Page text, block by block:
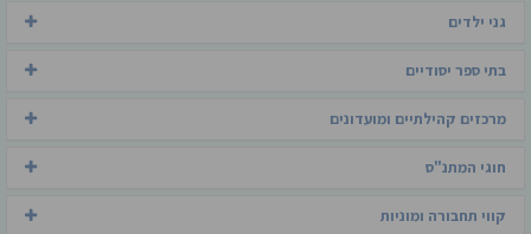
גני ילדים
בתי ספר יסודיים
מרכזים קהילתיים ומועדונים
חוגי המתנ"ס
קווי תחבורה ומוניות